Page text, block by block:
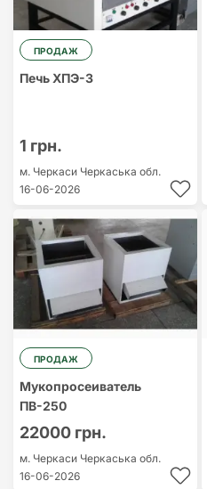
ПРОДАЖ
Печь ХПЭ-3
1 грн.
м. Черкаси Черкаська обл.
16-06-2026
ПРОДАЖ
Мукопросеиватель
ПВ-250
22000 грн.
м. Черкаси Черкаська обл.
16-06-2026